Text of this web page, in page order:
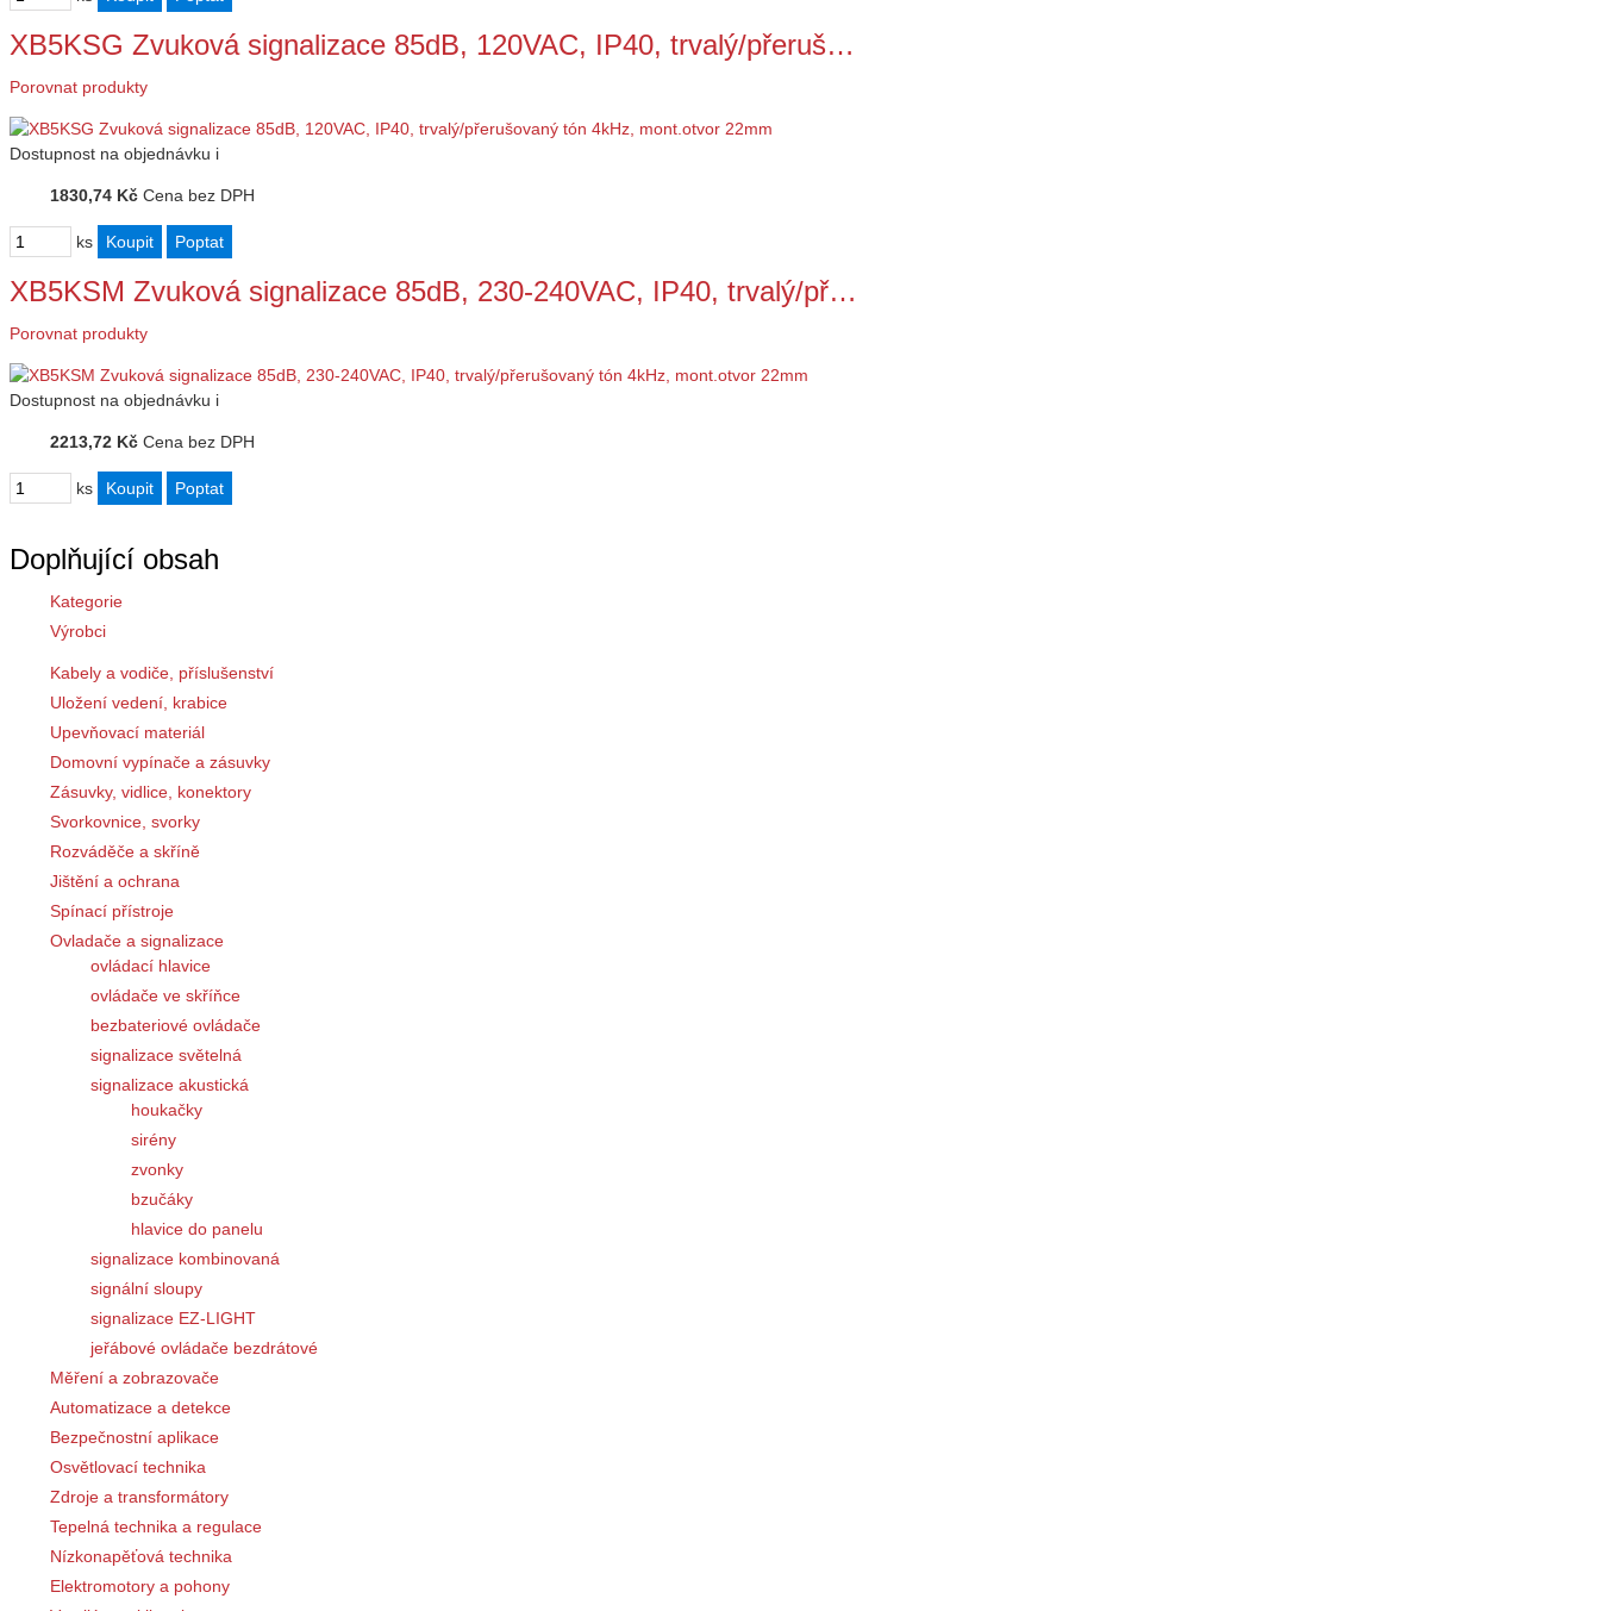
XB5KSG Zvuková signalizace 85dB, 120VAC, IP40, trvalý/přeruš…
Porovnat produkty
Dostupnost na objednávku i
1830,74 Kč Cena bez DPH
ks
XB5KSM Zvuková signalizace 85dB, 230-240VAC, IP40, trvalý/př…
Porovnat produkty
Dostupnost na objednávku i
2213,72 Kč Cena bez DPH
ks
Doplňující obsah
Kategorie
Výrobci
Kabely a vodiče, příslušenství
Uložení vedení, krabice
Upevňovací materiál
Domovní vypínače a zásuvky
Zásuvky, vidlice, konektory
Svorkovnice, svorky
Rozváděče a skříně
Jištění a ochrana
Spínací přístroje
Ovladače a signalizace
ovládací hlavice
ovládače ve skříňce
bezbateriové ovládače
signalizace světelná
signalizace akustická
houkačky
sirény
zvonky
bzučáky
hlavice do panelu
signalizace kombinovaná
signální sloupy
signalizace EZ-LIGHT
jeřábové ovládače bezdrátové
Měření a zobrazovače
Automatizace a detekce
Bezpečnostní aplikace
Osvětlovací technika
Zdroje a transformátory
Tepelná technika a regulace
Nízkonapěťová technika
Elektromotory a pohony